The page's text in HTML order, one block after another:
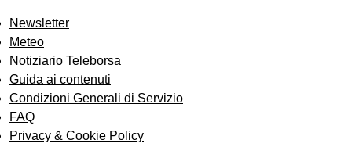
Newsletter
Meteo
Notiziario Teleborsa
Guida ai contenuti
Condizioni Generali di Servizio
FAQ
Privacy & Cookie Policy